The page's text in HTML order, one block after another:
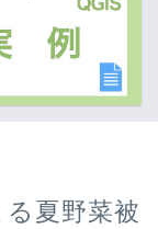
る夏野菜被